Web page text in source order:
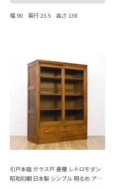
幅 90 奥行 23.5 高さ 138
引戸本箱 ガラス戸 書棚 レトロモダン
昭和初期 日本製 シンプル 明るめ アン